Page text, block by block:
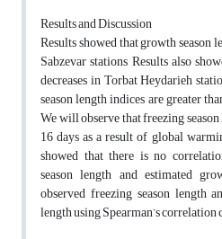
Results and Discussion
Results showed that growth season
Sabzevar stations Results also
decreases in Torbat Heydarieh
season length indices are greater
We will observe that freezing
16 days as a result of global
showed that there is no
season length and estimated
observed freezing season length
length using Spearman’s